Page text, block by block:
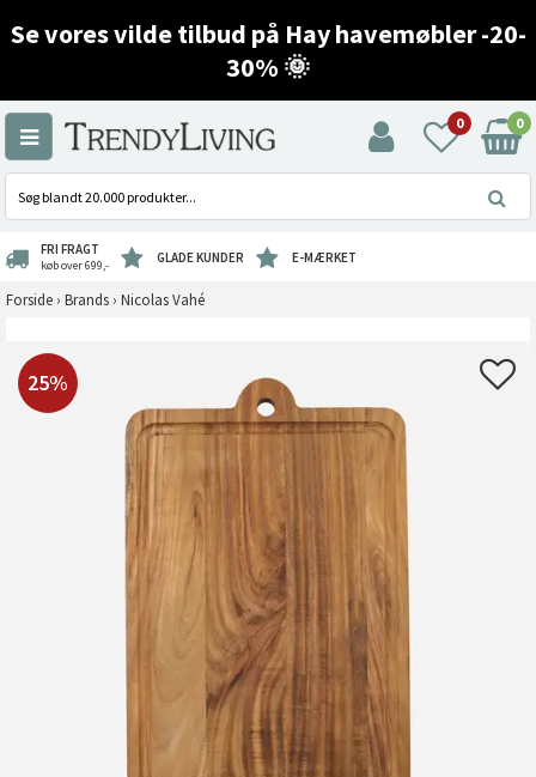
Se vores vilde tilbud på Hay havemøbler -20-
30% 🌞
0 0
FRI FRAGT
køb over 699,- GLADE KUNDER E-MÆRKET
Forside › Brands › Nicolas Vahé
25%